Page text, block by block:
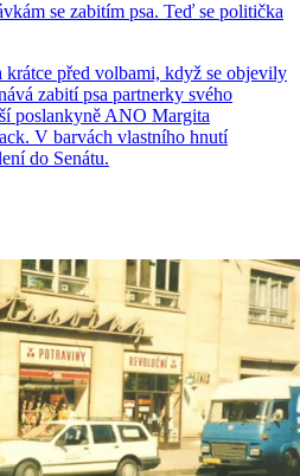
se zabitím psa. Teď se politička
krátce před volbami, když se objevily
zabití psa partnerky svého
poslankyně ANO Margita
V barvách vlastního hnutí
do Senátu.